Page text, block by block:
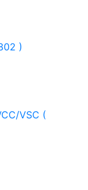
)
VSC (